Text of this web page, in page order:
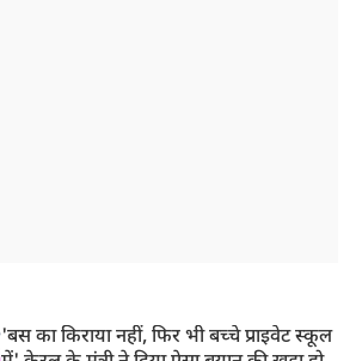
'बस का किराया नहीं, फिर भी बच्चे प्राइवेट स्कूल